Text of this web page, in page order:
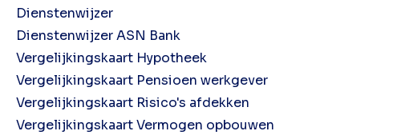
Dienstenwijzer
Dienstenwijzer ASN Bank
Vergelijkingskaart Hypotheek
Vergelijkingskaart Pensioen werkgever
Vergelijkingskaart Risico's afdekken
Vergelijkingskaart Vermogen opbouwen